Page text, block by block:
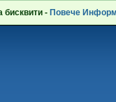
бисквити - Повече